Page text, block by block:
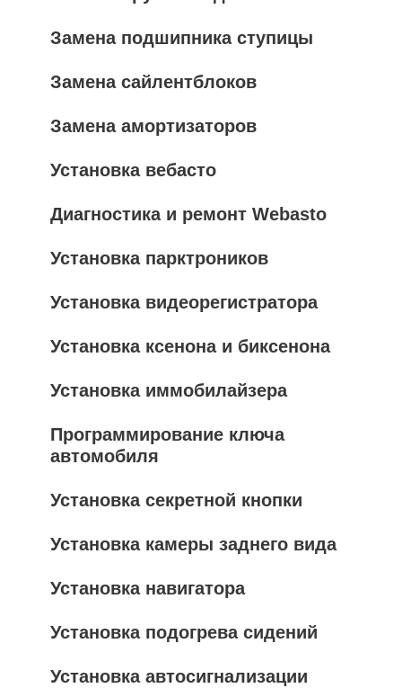
Замена подшипника ступицы
Замена сайлентблоков
Замена амортизаторов
Установка вебасто
Диагностика и ремонт Webasto
Установка парктроников
Установка видеорегистратора
Установка ксенона и биксенона
Установка иммобилайзера
Программирование ключа
автомобиля
Установка секретной кнопки
Установка камеры заднего вида
Установка навигатора
Установка подогрева сидений
Установка автосигнализации